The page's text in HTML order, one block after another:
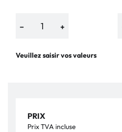
− +
Veuillez saisir vos valeurs
PRIX
Prix TVA incluse